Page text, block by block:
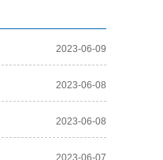
2023-06-09
2023-06-08
2023-06-08
2023-06-07